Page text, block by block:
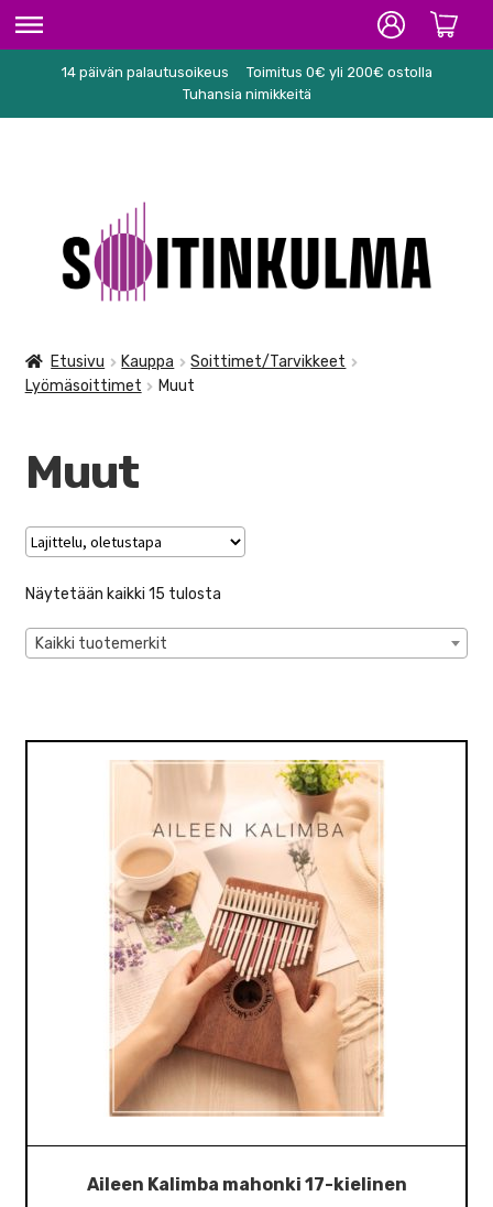
ETUSIVU
KARAOKE
NUOTIT
TARVIKKEET
KÄYTETYT
YRITYS
TARJOUKSET
14 päivän palautusoikeus
Toimitus 0€ yli 200€ ostolla
Tuhansia nimikkeitä
navigointiin
sisältöön
Etusivu Kauppa
Soittimet/Tarvikkeet
Lyömäsoittimet
Muut
Muut
Näytetään kaikki 15 tulosta
Kaikki tuotemerkit
Aileen Kalimba mahonki 17-kielinen